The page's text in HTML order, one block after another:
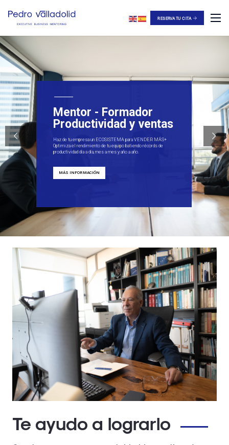
RESERVA TU CITA
Mentor - Formador
Productividad y ventas
Haz de tu empresa un ECOSISTEMA para VENDER MÁS+
Optimiza el rendimiento de tu equipo batiendo récords de
productividad día a día, mes a mes y año a año.
MÁS INFORMACIÓN
Te ayudo a lograrlo